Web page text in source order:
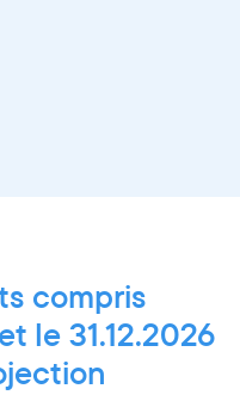
compris
le 31.12.2026